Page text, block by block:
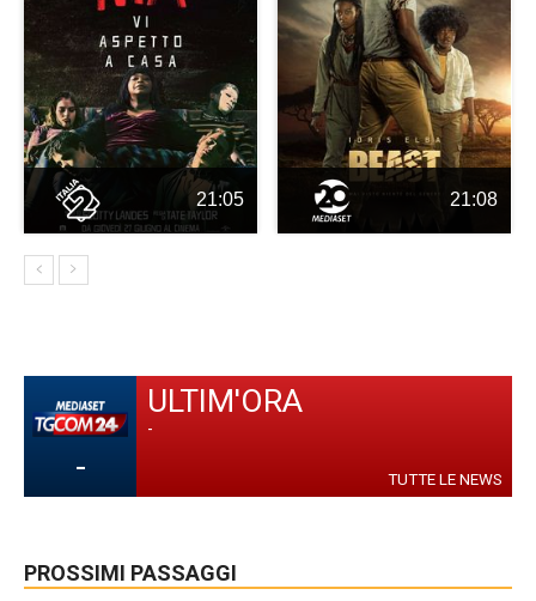
21:05 21:08
-
ULTIM'ORA
-
TUTTE LE NEWS
PROSSIMI PASSAGGI